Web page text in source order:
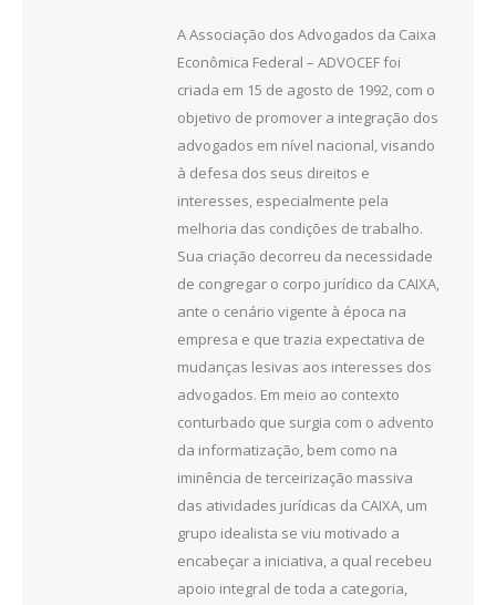
A Associação dos Advogados da Caixa
Econômica Federal – ADVOCEF foi
criada em 15 de agosto de 1992, com o
objetivo de promover a integração dos
advogados em nível nacional, visando
à defesa dos seus direitos e
interesses, especialmente pela
melhoria das condições de trabalho.
Sua criação decorreu da necessidade
de congregar o corpo jurídico da CAIXA,
ante o cenário vigente à época na
empresa e que trazia expectativa de
mudanças lesivas aos interesses dos
advogados. Em meio ao contexto
conturbado que surgia com o advento
da informatização, bem como na
iminência de terceirização massiva
das atividades jurídicas da CAIXA, um
grupo idealista se viu motivado a
encabeçar a iniciativa, a qual recebeu
apoio integral de toda a categoria,